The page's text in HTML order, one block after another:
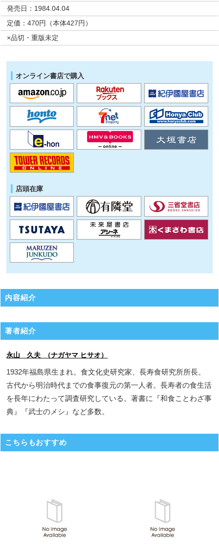
発売日：1984.04.04
定価：470円（本体427円）
×品切・重版未定
オンライン書店で購入
店頭在庫
内容紹介
著者紹介
永山 久夫 （ナガヤマ ヒサオ）
1932年福島県生まれ。食文化史研究家、長寿食研究所所長。
古代から明治時代までの食事復元の第一人者。長寿者の食生活
を長年にわたって調査研究している。著書に『和食ことわざ事
典』『武士のメシ』など多数。
こちらもおすすめ